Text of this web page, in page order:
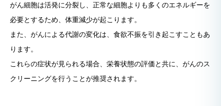
がん細胞は活発に分裂し、正常な細胞よりも多くのエネルギーを
必要とするため、体重減少が起こります。
また、がんによる代謝の変化は、食欲不振を引き起こすこともあ
ります。
これらの症状が見られる場合、栄養状態の評価と共に、がんのス
クリーニングを行うことが推奨されます。